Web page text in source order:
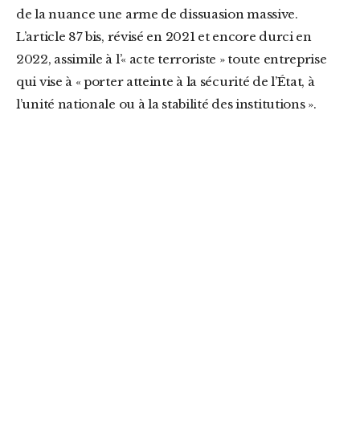
de la nuance une arme de dissuasion massive.
L’article 87 bis, révisé en 2021 et encore durci en
2022, assimile à l’« acte terroriste » toute entreprise
qui vise à « porter atteinte à la sécurité de l’État, à
l’unité nationale ou à la stabilité des institutions ».